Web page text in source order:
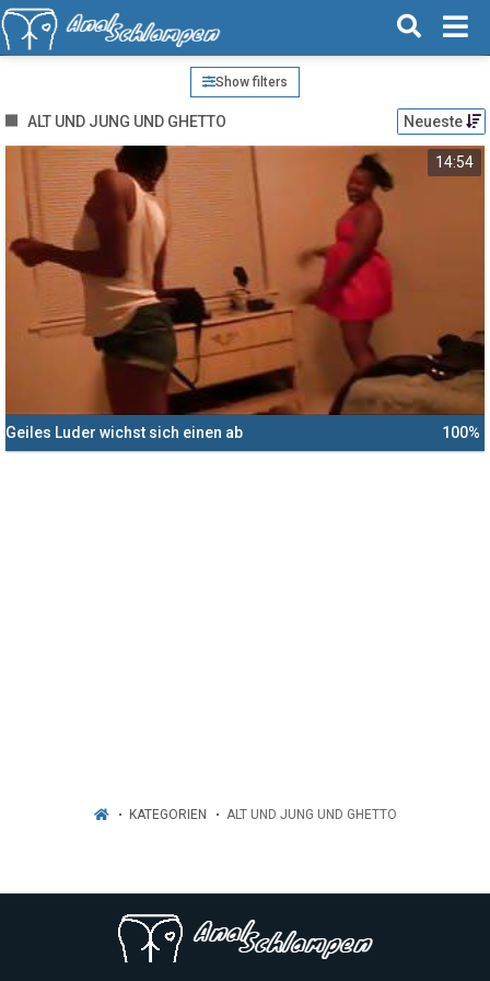
Show filters
ALT UND JUNG UND GHETTO Neueste
14:54
Geiles Luder wichst sich einen ab 100%
KATEGORIEN ALT UND JUNG UND GHETTO